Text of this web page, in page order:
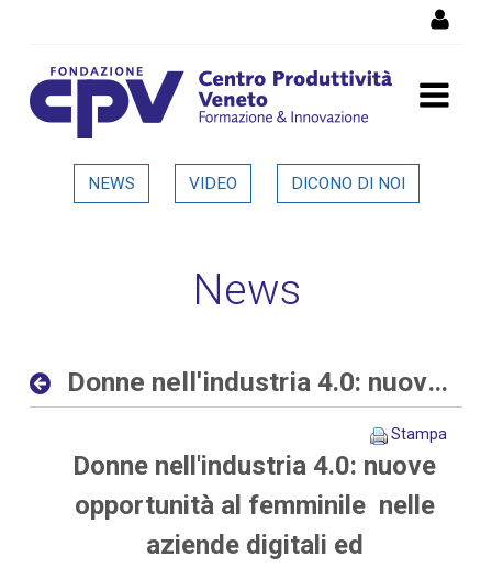
Donne nell'industria 4.0:
femminile nelle aziende
Dettaglio in evidenza
NEWS VIDEO DICONO DI NOI
News
Donne nell'industria 4.0: nuove opportunità al femminile nelle aziende digitali ed interconnesse
Stampa
Donne nell'industria 4.0: nuove
opportunità al femminile nelle
aziende digitali ed